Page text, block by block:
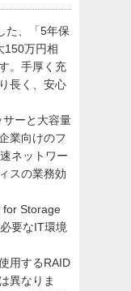
た、「5年保
150万円相
。手厚く充
長く、安心
ーと大容量
業向けのフ
ネットワー
スの業務効
for Storage
要なIT環境
用するRAID
異なりま